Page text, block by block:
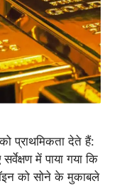
प्राथमिकता देते हैं:
सर्वेक्षण में पाया गया कि
को सोने के मुकाबले